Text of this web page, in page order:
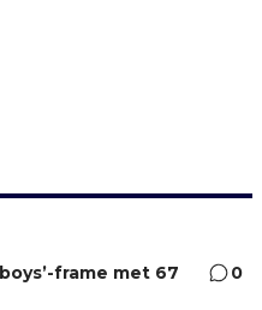
frame met 67
0